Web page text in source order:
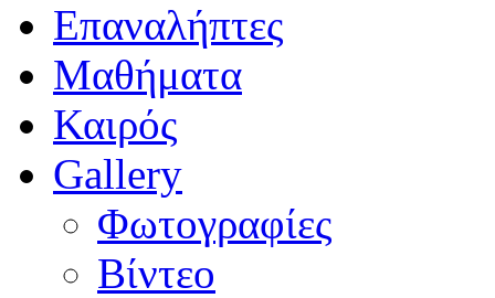
Επαναλήπτες
Μαθήματα
Καιρός
Gallery
Φωτογραφίες
Βίντεο